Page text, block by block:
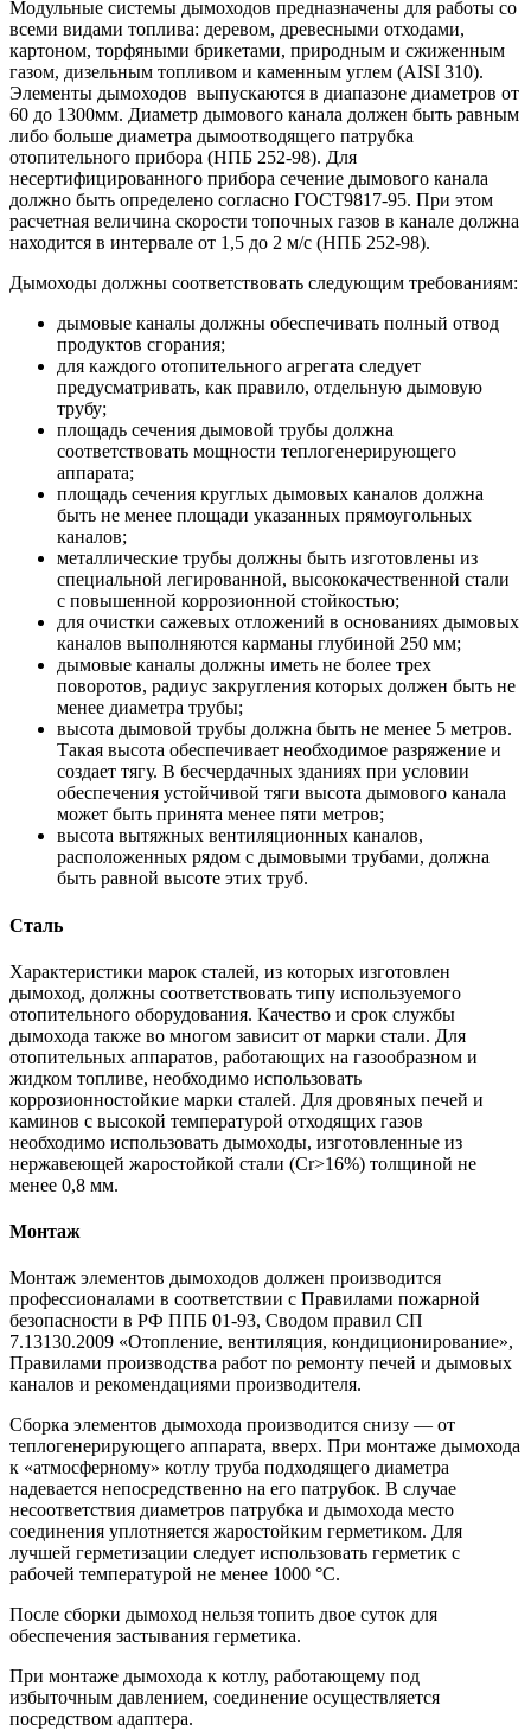
Модульные системы дымоходов предназначены для работы со
всеми видами топлива: деревом, древесными отходами,
картоном, торфяными брикетами, природным и сжиженным
газом, дизельным топливом и каменным углем (AISI 310).
Элементы дымоходов выпускаются в диапазоне диаметров от
60 до 1300мм. Диаметр дымового канала должен быть равным
либо больше диаметра дымоотводящего патрубка
отопительного прибора (НПБ 252-98). Для
несертифицированного прибора сечение дымового канала
должно быть определено согласно ГОСТ9817-95. При этом
расчетная величина скорости топочных газов в канале должна
находится в интервале от 1,5 до 2 м/с (НПБ 252-98).
Дымоходы должны соответствовать следующим требованиям:
дымовые каналы должны обеспечивать полный отвод
продуктов сгорания;
для каждого отопительного агрегата следует
предусматривать, как правило, отдельную дымовую
трубу;
площадь сечения дымовой трубы должна
соответствовать мощности теплогенерирующего
аппарата;
площадь сечения круглых дымовых каналов должна
быть не менее площади указанных прямоугольных
каналов;
металлические трубы должны быть изготовлены из
специальной легированной, высококачественной стали
с повышенной коррозионной стойкостью;
для очистки сажевых отложений в основаниях дымовых
каналов выполняются карманы глубиной 250 мм;
дымовые каналы должны иметь не более трех
поворотов, радиус закругления которых должен быть не
менее диаметра трубы;
высота дымовой трубы должна быть не менее 5 метров.
Такая высота обеспечивает необходимое разряжение и
создает тягу. В бесчердачных зданиях при условии
обеспечения устойчивой тяги высота дымового канала
может быть принята менее пяти метров;
высота вытяжных вентиляционных каналов,
расположенных рядом с дымовыми трубами, должна
быть равной высоте этих труб.
Сталь
Характеристики марок сталей, из которых изготовлен
дымоход, должны соответствовать типу используемого
отопительного оборудования. Качество и срок службы
дымохода также во многом зависит от марки стали. Для
отопительных аппаратов, работающих на газообразном и
жидком топливе, необходимо использовать
коррозионностойкие марки сталей. Для дровяных печей и
каминов с высокой температурой отходящих газов
необходимо использовать дымоходы, изготовленные из
нержавеющей жаростойкой стали (Cr>16%) толщиной не
менее 0,8 мм.
Монтаж
Монтаж элементов дымоходов должен производится
профессионалами в соответствии с Правилами пожарной
безопасности в РФ ППБ 01-93, Сводом правил СП
7.13130.2009 «Отопление, вентиляция, кондиционирование»,
Правилами производства работ по ремонту печей и дымовых
каналов и рекомендациями производителя.
Сборка элементов дымохода производится снизу — от
теплогенерирующего аппарата, вверх. При монтаже дымохода
к «атмосферному» котлу труба подходящего диаметра
надевается непосредственно на его патрубок. В случае
несоответствия диаметров патрубка и дымохода место
соединения уплотняется жаростойким герметиком. Для
лучшей герметизации следует использовать герметик с
рабочей температурой не менее 1000 °С.
После сборки дымоход нельзя топить двое суток для
обеспечения застывания герметика.
При монтаже дымохода к котлу, работающему под
избыточным давлением, соединение осуществляется
посредством адаптера.